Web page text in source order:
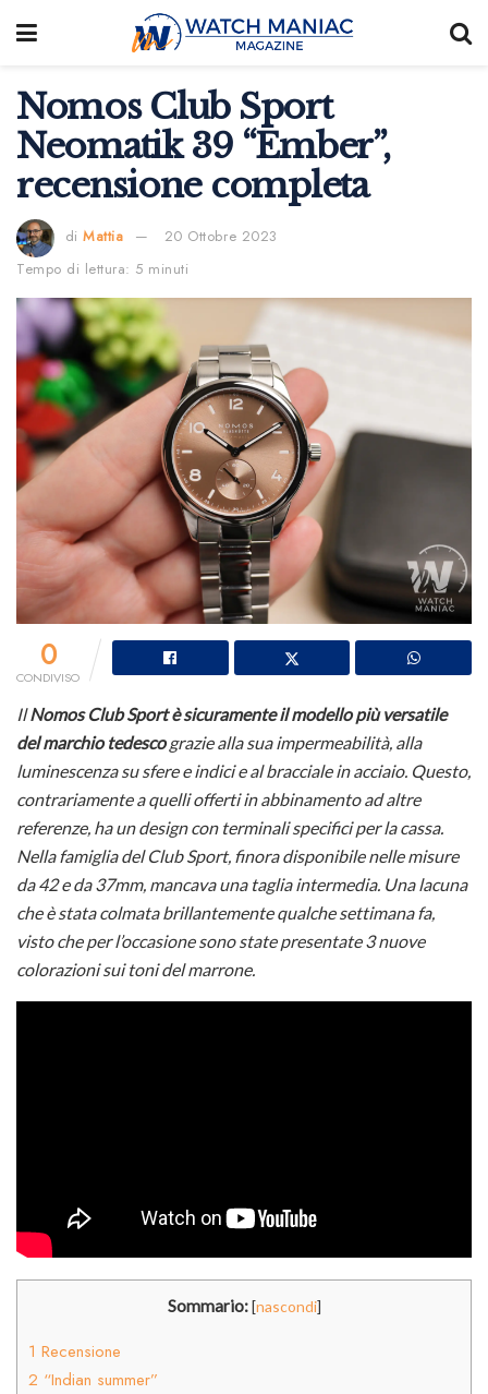
Nomos Club Sport
Neomatik 39 “Ember”,
recensione completa
di Mattia
20 Ottobre 2023
Tempo di lettura: 5 minuti
0
CONDIVISO
IlNomos Club Sport è sicuramente il modello più versatile
del marchio tedescograzie alla sua impermeabilità, alla
luminescenza su sfere e indici e al bracciale in acciaio. Questo,
contrariamente a quelli offerti in abbinamento ad altre
referenze, ha un design con terminali specifici per la cassa.
Nella famiglia del Club Sport, finora disponibile nelle misure
da 42 e da 37mm, mancava una taglia intermedia. Una lacuna
che è stata colmata brillantemente qualche settimana fa,
visto che per l’occasione sono state presentate 3 nuove
colorazioni sui toni del marrone.
Sommario: [nascondi]
1 Recensione
2 “Indian summer”